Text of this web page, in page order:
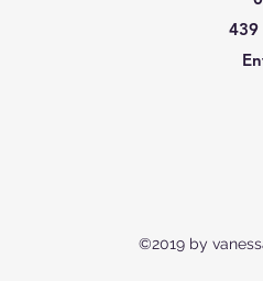
439
©2019 by